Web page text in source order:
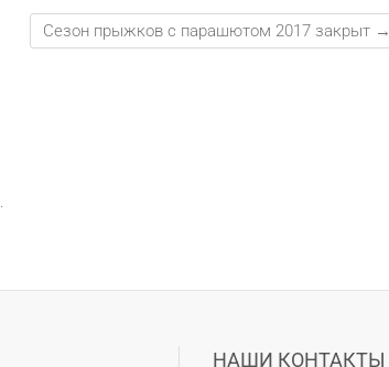
Сезон прыжков с парашютом 2017 закрыт →
.
НАШИ КОНТАКТЫ